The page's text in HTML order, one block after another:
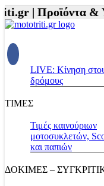
|Προϊόντα &
LIVE: Κίνηση
δρόμους
ΤΙΜΕΣ
Τιμές καινούριων
μοτοσυκλετών,
και παπιών
ΔΟΚΙΜΕΣ –